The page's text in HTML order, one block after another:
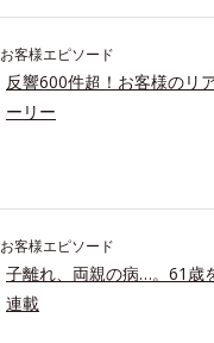
お客様エピソード
反響600件超！お客様のリ
ーリー
お客様エピソード
子離れ、両親の病…。61歳
連載